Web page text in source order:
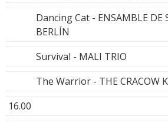
Dancing Cat - ENSAMBLE DE
BERLÍN
Survival - MALI TRIO
The Warrior - THE CRACOW
16.00